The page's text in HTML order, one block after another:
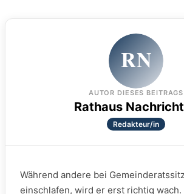
RN
AUTOR DIESES BEITRAGS
Rathaus
Redakteur/in
Während andere bei
einschlafen, wird er erst richtig wach.